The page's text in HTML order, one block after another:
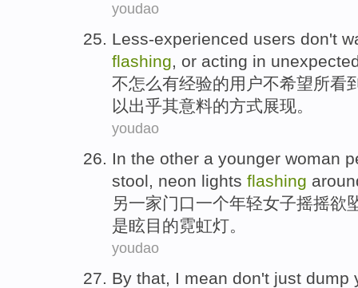
youdao
Less-experienced users don't
flashing, or acting in
不怎么有经验的用户不希望所看
以出乎其意料的方式展现。
youdao
In the other a younger woman
stool, neon lights flashing
另一家门口一个年轻女子摇摇欲
是眩目的霓虹灯。
youdao
By that, I mean don't just dump